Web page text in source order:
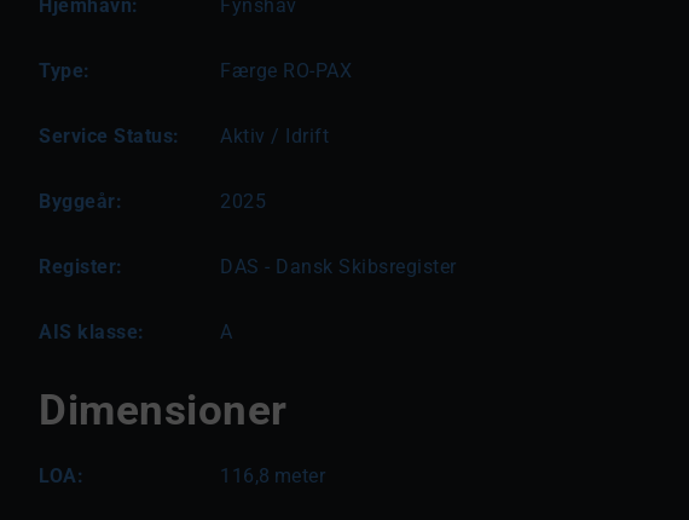
Hjemhavn: Fynshav
Type: Færge RO-PAX
Service Status: Aktiv / Idrift
Byggeår: 2025
Register: DAS - Dansk Skibsregister
AIS klasse: A
Dimensioner
LOA: 116,8 meter